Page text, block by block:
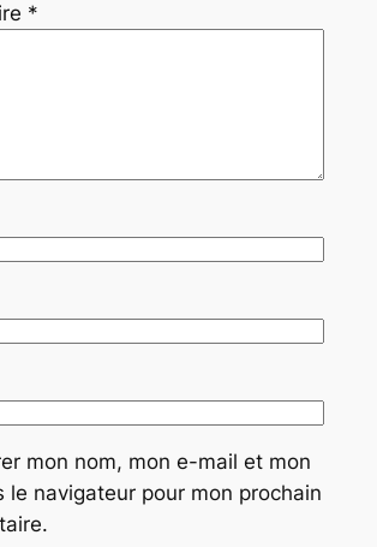
*
mon nom, mon e-mail et mon
le navigateur pour mon prochain